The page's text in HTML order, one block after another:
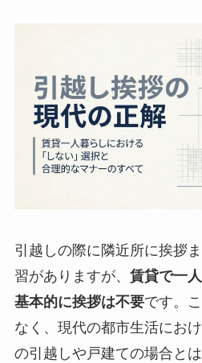
引越しの際に隣近所に挨拶
習がありますが、 賃貸で一
基本的に挨拶は不要です。
なく、現代の都市生活にお
の引越しや戸建ての場合とは